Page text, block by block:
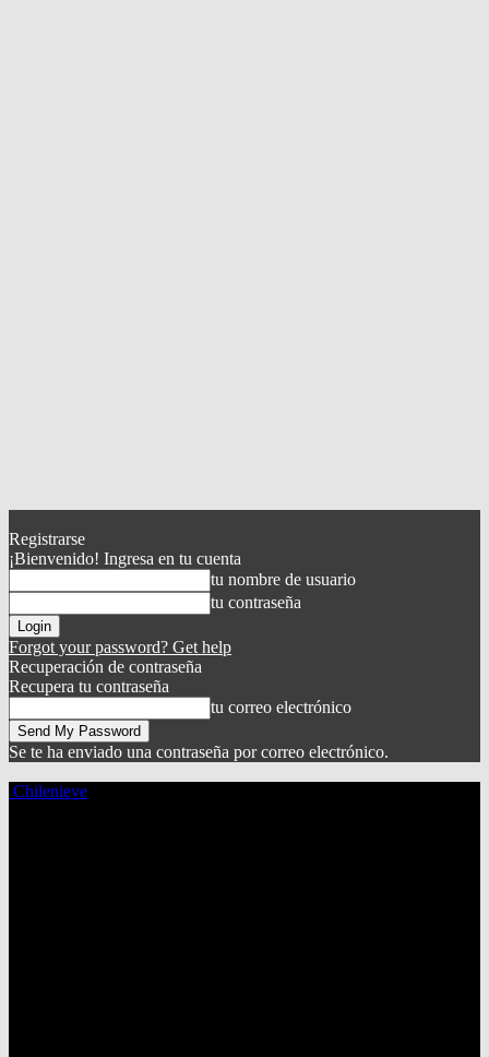
Registrarse
¡Bienvenido! Ingresa en tu cuenta
tu nombre de usuario
tu contraseña
Forgot your password? Get help
Recuperación de contraseña
Recupera tu contraseña
tu correo electrónico
Se te ha enviado una contraseña por correo electrónico.
Chilenieve